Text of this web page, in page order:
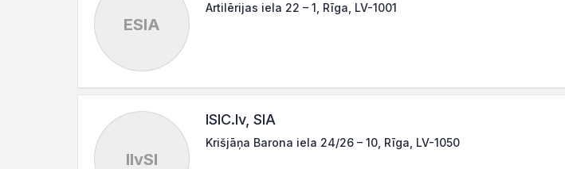
ESIA
Artilērijas iela 22 – 1, Rīga, LV-1001
IlvSI
ISIC.lv, SIA
Krišjāņa Barona iela 24/26 – 10, Rīga, LV-1050